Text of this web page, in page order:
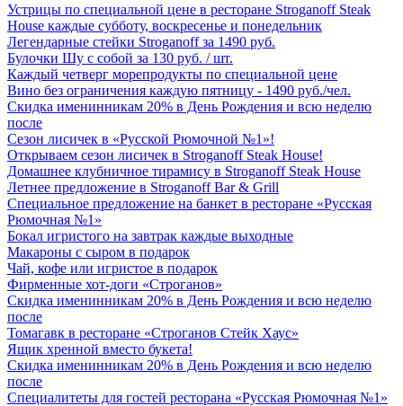
Устрицы по специальной цене в ресторане Stroganoff Steak
House каждые субботу, воскресенье и понедельник
Легендарные стейки Stroganoff за 1490 руб.
Булочки Шу с собой за 130 руб. / шт.
Каждый четверг морепродукты по специальной цене
Вино без ограничения каждую пятницу - 1490 руб./чел.
Скидка именинникам 20% в День Рождения и всю неделю
после
Сезон лисичек в «Русской Рюмочной №1»!
Открываем сезон лисичек в Stroganoff Steak House!
Домашнее клубничное тирамису в Stroganoff Steak House
Летнее предложение в Stroganoff Bar & Grill
Специальное предложение на банкет в ресторане «Русская
Рюмочная №1»
Бокал игристого на завтрак каждые выходные
Макароны с сыром в подарок
Чай, кофе или игристое в подарок
Фирменные хот-доги «Строганов»
Скидка именинникам 20% в День Рождения и всю неделю
после
Томагавк в ресторане «Строганов Стейк Хаус»
Ящик хренной вместо букета!
Скидка именинникам 20% в День Рождения и всю неделю
после
Специалитеты для гостей ресторана «Русская Рюмочная №1»